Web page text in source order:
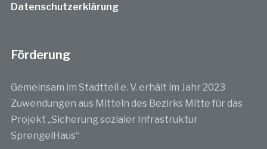
Datenschutzerklärung
Förderung
Gemeinsam im Stadtteil e. V. erhält im Jahr 2023
Zuwendungen aus Mitteln des Bezirks Mitte für das
Projekt „Sicherung sozialer Infrastruktur
SprengelHaus“